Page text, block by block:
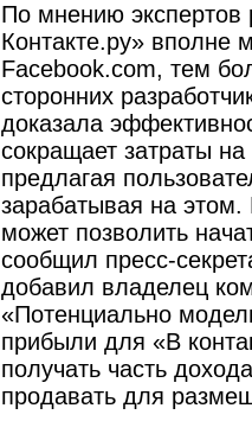
По мнению экспертов
Контакте.ру» вполне
Facebook.com, тем
сторонних
доказала
сокращает затраты
предлагая
зарабатывая на
может позволить
сообщил пресс-
добавил владелец
«Потенциально
прибыли для «В
получать часть
продавать для